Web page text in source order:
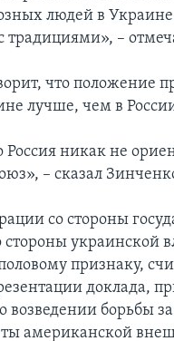
людей в
традициями», –
что положение
лучше, чем в
Россия никак не
– сказал
со стороны
украинской
признаку,
доклада,
борьбы
американской